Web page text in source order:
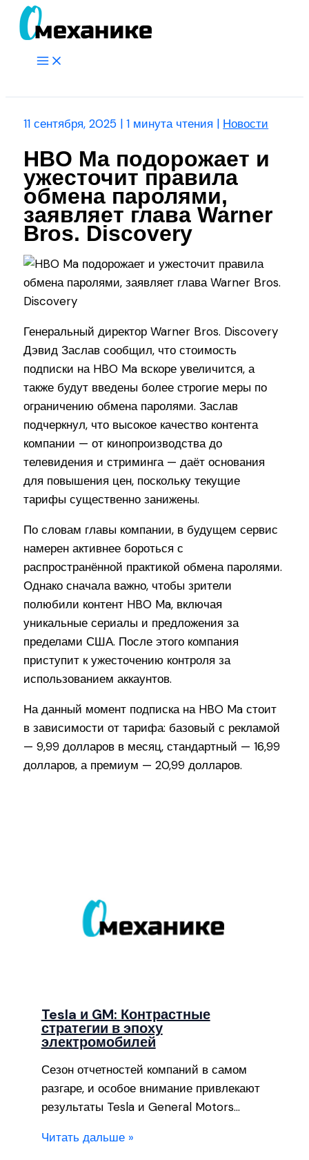
Перейти
Main
11 сентября, 2025 |1 минута чтения | Новости
HBO Ma подорожает и
ужесточит правила
обмена паролями,
заявляет глава Warner
Bros. Discovery
Генеральный директор Warner Bros. Discovery
Дэвид Заслав сообщил, что стоимость
подписки на HBO Ma вскоре увеличится, а
также будут введены более строгие меры по
ограничению обмена паролями. Заслав
подчеркнул, что высокое качество контента
компании — от кинопроизводства до
телевидения и стриминга — даёт основания
для повышения цен, поскольку текущие
тарифы существенно занижены.
По словам главы компании, в будущем сервис
намерен активнее бороться с
распространённой практикой обмена паролями.
Однако сначала важно, чтобы зрители
полюбили контент HBO Ma, включая
уникальные сериалы и предложения за
пределами США. После этого компания
приступит к ужесточению контроля за
использованием аккаунтов.
На данный момент подписка на HBO Ma стоит
в зависимости от тарифа: базовый с рекламой
— 9,99 долларов в месяц, стандартный — 16,99
долларов, а премиум — 20,99 долларов.
Tesla и GM: Контрастные
стратегии в эпоху
электромобилей
Сезон отчетностей компаний в самом
разгаре, и особое внимание привлекают
результаты Tesla и General Motors…
Читать дальше »